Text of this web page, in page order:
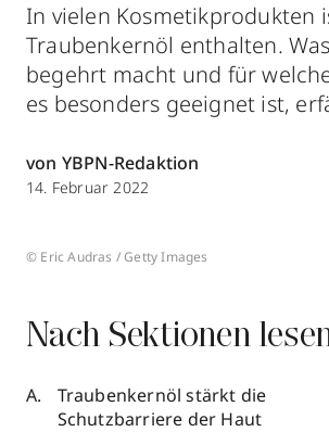
In vielen Kosmetikprodukten
Traubenkernöl enthalten.
begehrt macht und für
es besonders geeignet ist,
von YBPN-Redaktion
14. Februar 2022
© Eric Audras / Getty Images
Nach Sektionen
Traubenkernöl stärkt die
Schutzbarriere der Haut